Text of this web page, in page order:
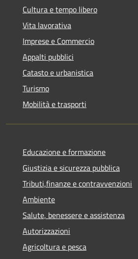
Cultura e tempo libero
Vita lavorativa
Imprese e Commercio
Appalti pubblici
Catasto e urbanistica
Turismo
Mobilità e trasporti
Educazione e formazione
Giustizia e sicurezza pubblica
Tributi,finanze e contravvenzioni
Ambiente
Salute, benessere e assistenza
Autorizzazioni
Agricoltura e pesca